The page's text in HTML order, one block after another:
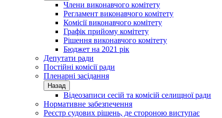
Члени виконавчого комітету
Регламент виконавчого комітету
Комісії виконавчого комітету
Графік прийому комітету
Рішення виконавчого комітету
Бюджет на 2021 рік
Депутати ради
Постійні комісії ради
Пленарні засідання
Назад
Відеозаписи сесій та комісій селищної ради
Нормативне забезпечення
Реєстр судових рішень, де стороною виступає